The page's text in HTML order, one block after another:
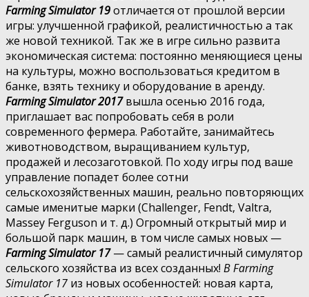
Farming Simulator 19отличается от прошлой версии
игры: улучшенной графикой, реалистичностью а так
же новой техникой. Так же в игре сильно развита
экономическая система: постоянно меняющиеся цены
на культуры, можно воспользоваться кредитом в
банке, взять технику и оборудование в аренду.
Farming Simulator 2017вышла осенью 2016 года,
приглашает вас попробовать себя в роли
современного фермера. Работайте, занимайтесь
животноводством, выращиванием культур,
продажей и лесозаготовкой. По ходу игры под ваше
управление попадет более сотни
сельскохозяйственных машин, реально повторяющих
самые именитые марки (Challenger, Fendt, Valtra,
Massey Ferguson и т. д.) Огромный открытый мир и
большой парк машин, в том числе самых новых —
Farming Simulator 17 — самый реалистичный симулятор
сельского хозяйства из всех созданных! В Farming
Simulator 17 из новых особенностей: новая карта,